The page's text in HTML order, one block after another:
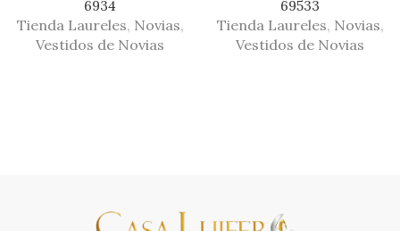
6934
Tienda Laureles, Novias,
Vestidos de Novias
69533
Tienda Laureles, Novias,
Vestidos de Novias